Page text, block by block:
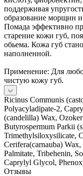
поддерживая
образование морщин
Помада эффективно
старение кожи губ,
обьема. Кожа губ
наполненной.
Применение: Для
чистую кожу губ.
Ricinus Communis
Polyacyladipate-2,
(candelilla) Wax,
Butyrospermum Parkii
Trimethylsiloxysilicate,
Cerifera(carnauba)
Palmitate, Tribehenin,
Caprylyl Glycol,
Отзывы